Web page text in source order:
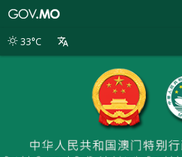
别
33°C